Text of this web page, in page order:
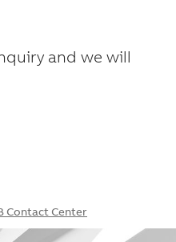
and we will
Contact Center